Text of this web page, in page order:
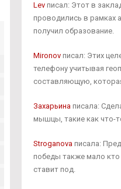
Levписал: Этот в
проводились в рамках
получил образование.
Mironovписал: Этих
телефону учитывая
составляющую,
Захарьинаписала:
мышцы, такие как что-
Stroganovaписала:
победы также мало кто
ставит под.